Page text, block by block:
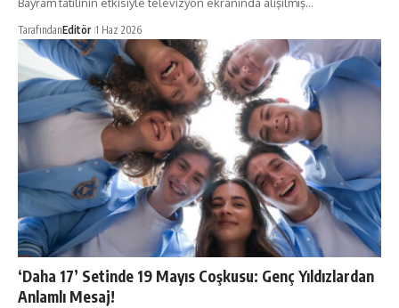
Bayram tatilinin etkisiyle televizyon ekranında alışılmış…
TarafındanEditör 1 Haz 2026
‘Daha 17’ Setinde 19 Mayıs Coşkusu: Genç Yıldızlardan
Anlamlı Mesaj!